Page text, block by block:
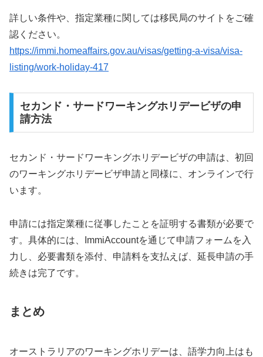
詳しい条件や、指定業種に関しては移民局のサイトをご確
認ください。
https://immi.homeaffairs.gov.au/visas/getting-a-visa/visa-
listing/work-holiday-417
セカンド・サードワーキングホリデービザの申
請方法
セカンド・サードワーキングホリデービザの申請は、初回
のワーキングホリデービザ申請と同様に、オンラインで行
います。
申請には指定業種に従事したことを証明する書類が必要で
す。具体的には、ImmiAccountを通じて申請フォームを入
力し、必要書類を添付、申請料を支払えば、延長申請の手
続きは完了です。
まとめ
オーストラリアのワーキングホリデーは、語学力向上はも